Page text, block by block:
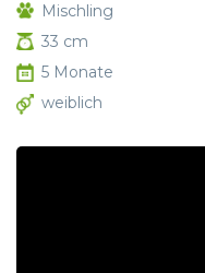
Mischling
33 cm
5 Monate
weiblich